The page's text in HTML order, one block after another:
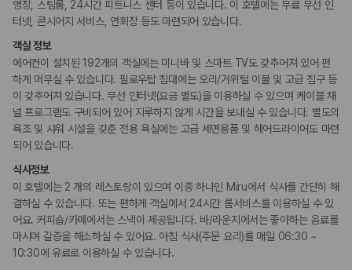
웰빙 및 피트니스
사우나/스파
액티비티
수영장
비즈니스
연회장
장애인 편의시설
점자 표시
휠체어 이용 가능 화장실
휠체어로 이용 가능
영장, 스팀룸, 24시간 피트니스 센터 등이 있습니다. 이 호텔에는 무료 무선 인
터넷, 콘시어지 서비스, 연회장 등도 마련되어 있습니다.
객실 정보
에어컨이 설치된 192개의 객실에는 미니바 및 스마트 TV도 갖추어져 있어 편
하게 머무실 수 있습니다. 필로우탑 침대에는 오리/거위털 이불 및 고급 침구 등
이 갖추어져 있습니다. 무선 인터넷(요금 별도)을 이용하실 수 있으며 케이블 채
널 프로그램도 구비되어 있어 지루하지 않게 시간을 보내실 수 있습니다. 별도의
욕조 및 샤워 시설을 갖춘 전용 욕실에는 고급 세면용품 및 헤어드라이어도 마련
되어 있습니다.
식사정보
이 호텔에는 2 개의 레스토랑이 있으며 이중 하나인 Miru에서 식사를 간단히 해
결하실 수 있습니다. 또는 편하게 객실에서 24시간 룸서비스를 이용하실 수 있
어요. 커피숍/카페에서는 스낵이 제공됩니다. 바/라운지에서는 좋아하는 음료를
마시며 갈증을 해소하실 수 있어요. 아침 식사(주문 요리)를 매일 06:30 ~
10:30에 유료로 이용하실 수 있습니다.